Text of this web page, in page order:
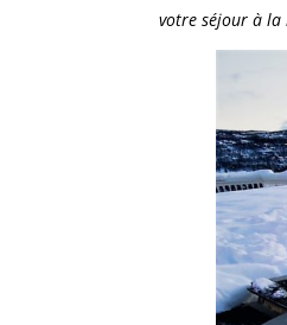
votre séjour à la